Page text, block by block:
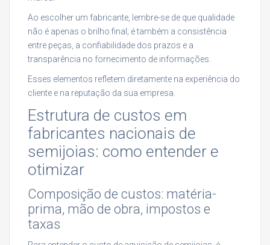
Ao escolher um fabricante, lembre-se de que qualidade
não é apenas o brilho final; é também a consistência
entre peças, a confiabilidade dos prazos e a
transparência no fornecimento de informações.
Esses elementos refletem diretamente na experiência do
cliente e na reputação da sua empresa.
Estrutura de custos em
fabricantes nacionais de
semijoias: como entender e
otimizar
Composição de custos: matéria-
prima, mão de obra, impostos e
taxas